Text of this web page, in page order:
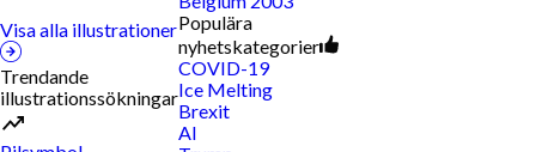
Visa alla illustrationer
Trendande
illustrationssökningar
Populära
nyhetskategorier
COVID-19
Ice Melting
Brexit
AI